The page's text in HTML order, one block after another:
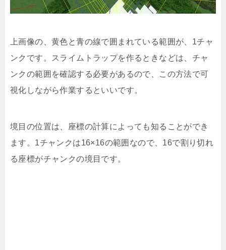
上画像の、黄色と青の線で囲まれている範囲が、1チャ
ンクです。スライムトラップを作るときなどは、チャ
ンクの範囲を確認する必要があるので、この方法で可
視化しながら作業するといいです。
境目の位置は、座標の計算によっても知ることができ
ます。1チャンクは16×16の範囲なので、16で割り切れ
る座標がチャンクの境目です。